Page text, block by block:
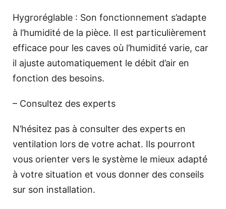
Hygroréglable : Son fonctionnement s’adapte
à l’humidité de la pièce. Il est particulièrement
efficace pour les caves où l’humidité varie, car
il ajuste automatiquement le débit d’air en
fonction des besoins.
– Consultez des experts
N’hésitez pas à consulter des experts en
ventilation lors de votre achat. Ils pourront
vous orienter vers le système le mieux adapté
à votre situation et vous donner des conseils
sur son installation.